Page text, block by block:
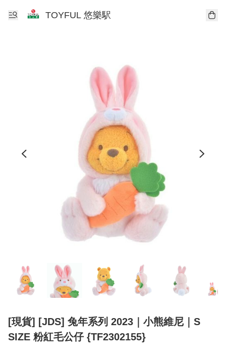
TOYFUL 悠樂駅
[現貨] [JDS] 兔年系列 2023｜小熊維尼｜S
SIZE 粉紅毛公仔 {TF2302155}